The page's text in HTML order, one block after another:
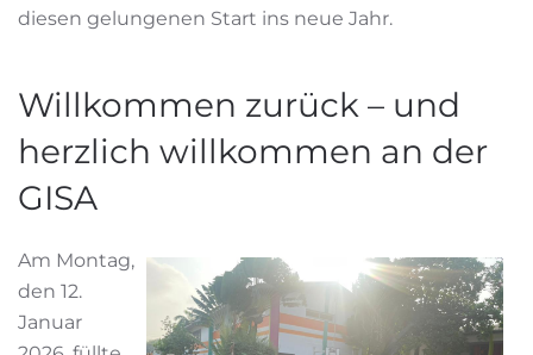
diesen gelungenen Start ins neue Jahr.
Willkommen zurück – und
herzlich willkommen an der
GISA
Am Montag,
den 12.
Januar